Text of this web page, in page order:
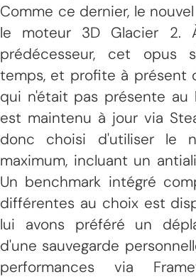
Comme ce dernier, le
le moteur 3D Glacier 2.
prédécesseur, cet opus
temps, et profite à présent
qui n'était pas présente au
est maintenu à jour via
donc choisi d'utiliser le
maximum, incluant un
Un benchmark intégré
différentes au choix est
lui avons préféré un
d'une sauvegarde
performances via